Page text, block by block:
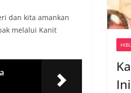
dan kita amankan
melalui Kanit